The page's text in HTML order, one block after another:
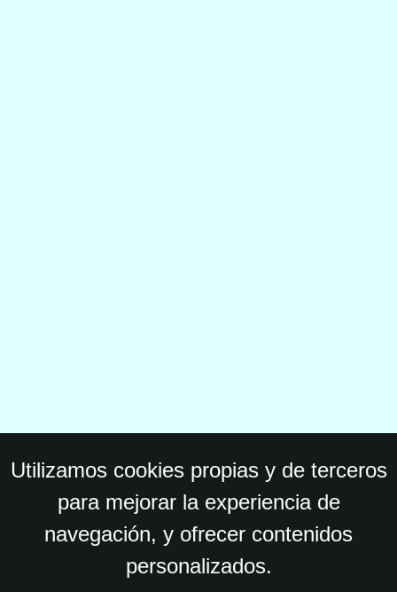
Utilizamos cookies propias y de terceros
para mejorar la experiencia de
navegación, y ofrecer contenidos
personalizados.